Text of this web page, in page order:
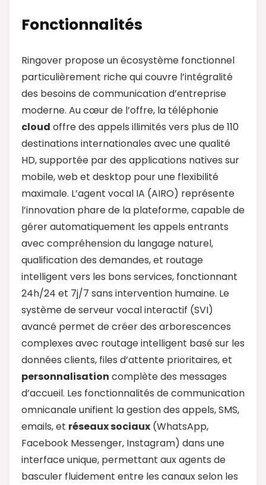
Fonctionnalités
Ringover propose un écosystème fonctionnel
particulièrement riche qui couvre l’intégralité
des besoins de communication d’entreprise
moderne. Au cœur de l’offre, la téléphonie
cloud offre des appels illimités vers plus de 110
destinations internationales avec une qualité
HD, supportée par des applications natives sur
mobile, web et desktop pour une flexibilité
maximale. L’agent vocal IA (AIRO) représente
l’innovation phare de la plateforme, capable de
gérer automatiquement les appels entrants
avec compréhension du langage naturel,
qualification des demandes, et routage
intelligent vers les bons services, fonctionnant
24h/24 et 7j/7 sans intervention humaine. Le
système de serveur vocal interactif (SVI)
avancé permet de créer des arborescences
complexes avec routage intelligent basé sur les
données clients, files d’attente prioritaires, et
personnalisation complète des messages
d’accueil. Les fonctionnalités de communication
omnicanale unifient la gestion des appels, SMS,
emails, et réseaux sociaux (WhatsApp,
Facebook Messenger, Instagram) dans une
interface unique, permettant aux agents de
basculer fluidement entre les canaux selon les